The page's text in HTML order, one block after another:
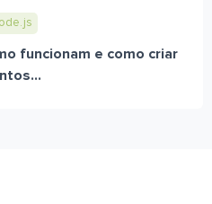
funcionam e como criar